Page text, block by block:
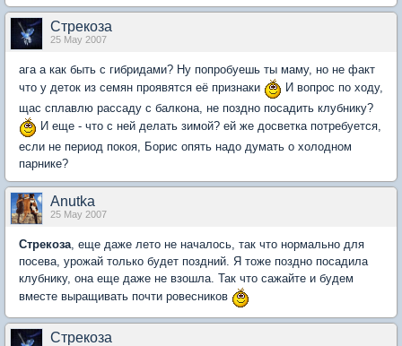
Стрекоза
25 May 2007
ага а как быть с гибридами? Ну попробуешь ты маму, но не факт
что у деток из семян проявятся её признаки
И вопрос по ходу,
щас сплавлю рассаду с балкона, не поздно посадить клубнику?
И еще - что с ней делать зимой? ей же досветка потребуется,
если не период покоя, Борис опять надо думать о холодном
парнике?
Anutka
25 May 2007
Стрекоза, еще даже лето не началось, так что нормально для
посева, урожай только будет поздний. Я тоже поздно посадила
клубнику, она еще даже не взошла. Так что сажайте и будем
вместе выращивать почти ровесников
Стрекоза